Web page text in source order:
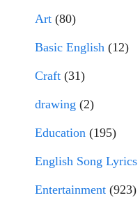
Art (80)
Basic English (12)
Craft (31)
drawing (2)
Education (195)
English Song Lyrics
Entertainment (923)